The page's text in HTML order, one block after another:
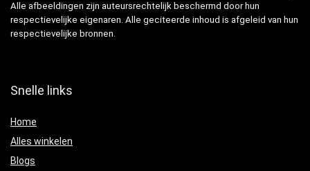
Alle afbeeldingen zijn auteursrechtelijk beschermd door hun
respectievelijke eigenaren. Alle geciteerde inhoud is afgeleid van hun
respectievelijke bronnen.
Snelle links
Home
Alles winkelen
Blogs